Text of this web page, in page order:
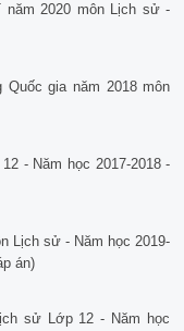
năm 2020 môn Lịch sử -
gia năm 2018 môn
- Năm học 2017-2018 -
Lịch sử - Năm học 2019-
án)
sử Lớp 12 - Năm học